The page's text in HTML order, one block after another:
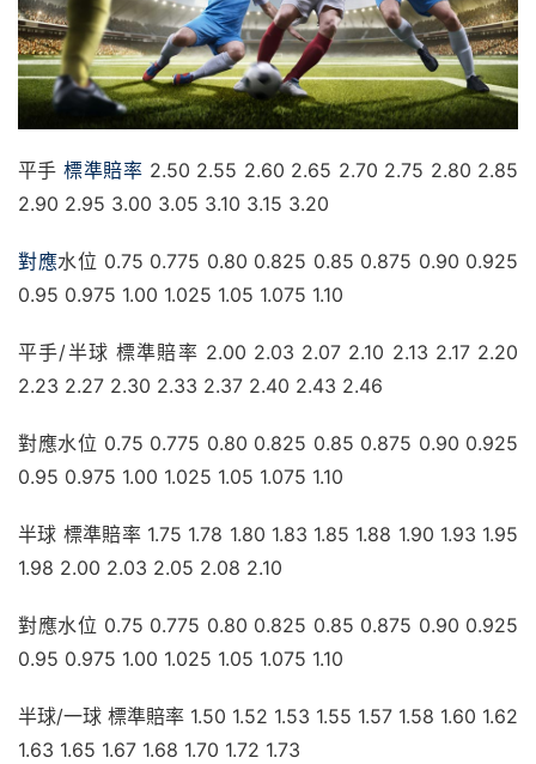
平手 標準賠率 2.50 2.55 2.60 2.65 2.70 2.75 2.80 2.85
2.90 2.95 3.00 3.05 3.10 3.15 3.20
對應水位 0.75 0.775 0.80 0.825 0.85 0.875 0.90 0.925
0.95 0.975 1.00 1.025 1.05 1.075 1.10
平手/半球 標準賠率 2.00 2.03 2.07 2.10 2.13 2.17 2.20
2.23 2.27 2.30 2.33 2.37 2.40 2.43 2.46
對應水位 0.75 0.775 0.80 0.825 0.85 0.875 0.90 0.925
0.95 0.975 1.00 1.025 1.05 1.075 1.10
半球 標準賠率 1.75 1.78 1.80 1.83 1.85 1.88 1.90 1.93 1.95
1.98 2.00 2.03 2.05 2.08 2.10
對應水位 0.75 0.775 0.80 0.825 0.85 0.875 0.90 0.925
0.95 0.975 1.00 1.025 1.05 1.075 1.10
半球/一球 標準賠率 1.50 1.52 1.53 1.55 1.57 1.58 1.60 1.62
1.63 1.65 1.67 1.68 1.70 1.72 1.73